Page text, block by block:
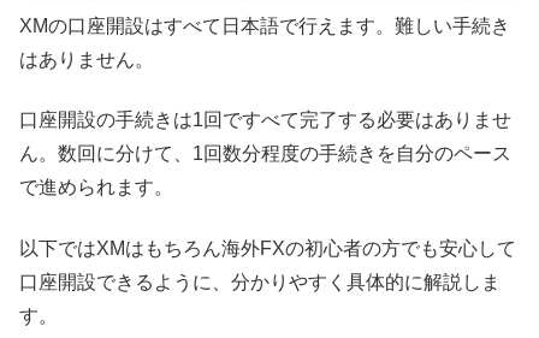
XMの口座開設はすべて日本語で行えます。難しい手続き
はありません。
口座開設の手続きは1回ですべて完了する必要はありませ
ん。数回に分けて、1回数分程度の手続きを自分のペース
で進められます。
以下ではXMはもちろん海外FXの初心者の方でも安心して
口座開設できるように、分かりやすく具体的に解説しま
す。